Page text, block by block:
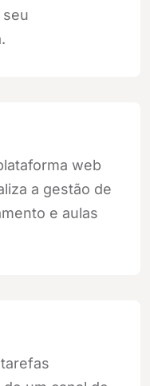
seu
web
a gestão de
e aulas